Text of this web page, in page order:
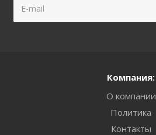
Компания:
О компании
Политика
Контакты